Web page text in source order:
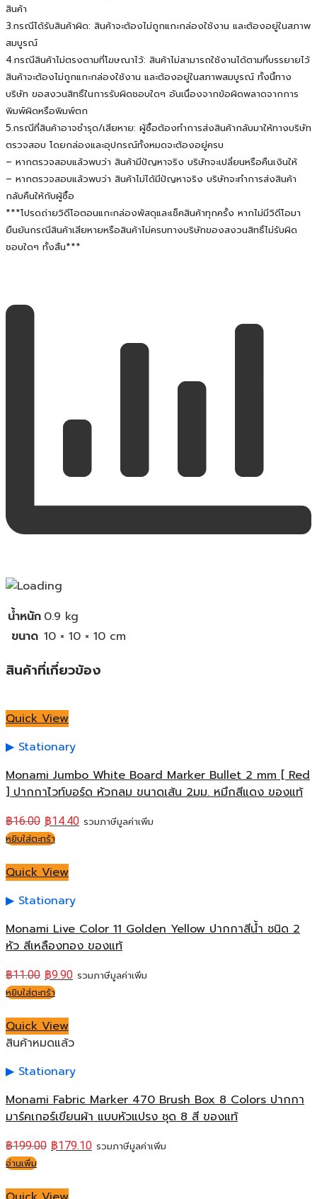
สินค้า
3.กรณีได้รับสินค้าผิด: สินค้าจะต้องไม่ถูกแกะกล่องใช้งาน และต้องอยู่ในสภาพ
สมบูรณ์
4.กรณีสินค้าไม่ตรงตามที่โฆษณาไว้: สินค้าไม่สามารถใช้งานได้ตามที่บรรยายไว้
สินค้าจะต้องไม่ถูกแกะกล่องใช้งาน และต้องอยู่ในสภาพสมบูรณ์ ทั้งนี้ทาง
บริษัท ขอสงวนสิทธิ์ในการรับผิดชอบใดๆ อันเนื่องจากข้อผิดพลาดจากการ
พิมพ์ผิดหรือพิมพ์ตก
5.กรณีที่สินค้าอาจชำรุด/เสียหาย: ผู้ซื้อต้องทำการส่งสินค้ากลับมาให้ทางบริษัท
ตรวจสอบ โดยกล่องและอุปกรณ์ทั้งหมดจะต้องอยู่ครบ
– หากตรวจสอบแล้วพบว่า สินค้ามีปัญหาจริง บริษัทจะเปลี่ยนหรือคืนเงินให้
– หากตรวจสอบแล้วพบว่า สินค้าไม่ได้มีปัญหาจริง บริษัทจะทำการส่งสินค้า
กลับคืนให้กับผู้ซื้อ
***โปรดถ่ายวิดีโอตอนแกะกล่องพัสดุและเช็คสินค้าทุกครั้ง หากไม่มีวิดีโอมา
ยืนยันกรณีสินค้าเสียหายหรือสินค้าไม่ครบทางบริษัทของสงวนสิทธิ์ไม่รับผิด
ชอบใดๆ ทั้งสิ้น***
น้ำหนัก 0.9 kg
ขนาด 10 × 10 × 10 cm
สินค้าที่เกี่ยวข้อง
Quick View
Stationary
Monami Jumbo White Board Marker Bullet 2 mm [ Red
] ปากกาไวท์บอร์ด หัวกลม ขนาดเส้น 2มม. หมึกสีแดง ของแท้
฿16.00 ฿14.40 รวมภาษีมูลค่าเพิ่ม
หยิบใส่ตะกร้า
Quick View
Stationary
Monami Live Color 11 Golden Yellow ปากกาสีน้ำ ชนิด 2
หัว สีเหลืองทอง ของแท้
฿11.00 ฿9.90 รวมภาษีมูลค่าเพิ่ม
หยิบใส่ตะกร้า
Quick View
สินค้าหมดแล้ว
Stationary
Monami Fabric Marker 470 Brush Box 8 Colors ปากกา
มาร์คเกอร์เขียนผ้า แบบหัวแปรง ชุด 8 สี ของแท้
฿199.00 ฿179.10 รวมภาษีมูลค่าเพิ่ม
อ่านเพิ่ม